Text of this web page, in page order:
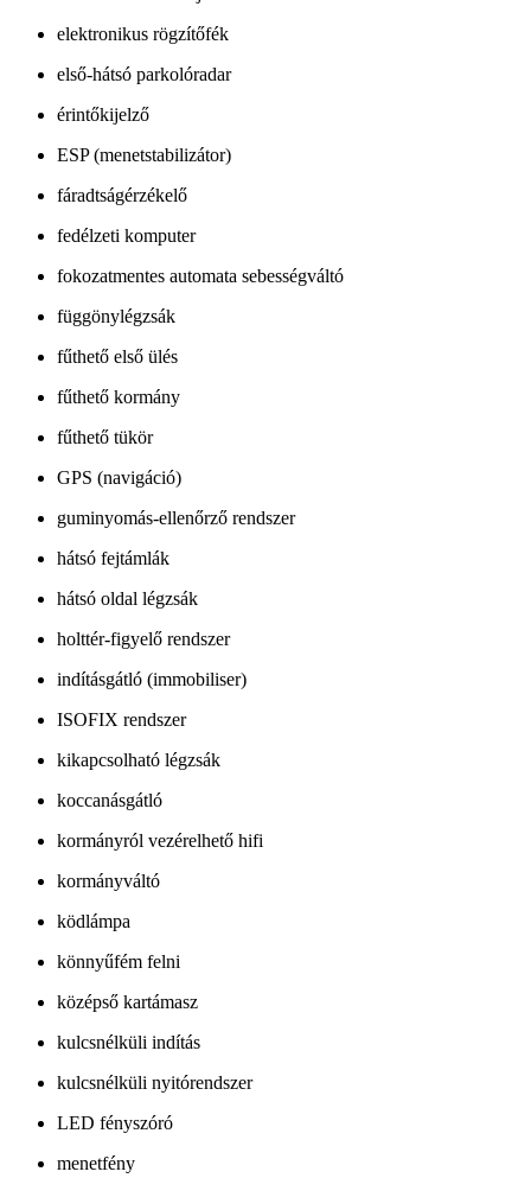
elektronikus rögzítőfék
első-hátsó parkolóradar
érintőkijelző
ESP (menetstabilizátor)
fáradtságérzékelő
fedélzeti komputer
fokozatmentes automata sebességváltó
függönylégzsák
fűthető első ülés
fűthető kormány
fűthető tükör
GPS (navigáció)
guminyomás-ellenőrző rendszer
hátsó fejtámlák
hátsó oldal légzsák
holttér-figyelő rendszer
indításgátló (immobiliser)
ISOFIX rendszer
kikapcsolható légzsák
koccanásgátló
kormányról vezérelhető hifi
kormányváltó
ködlámpa
könnyűfém felni
középső kartámasz
kulcsnélküli indítás
kulcsnélküli nyitórendszer
LED fényszóró
menetfény